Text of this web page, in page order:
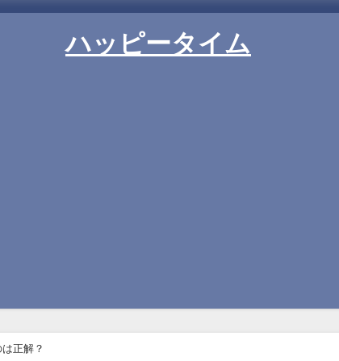
ハッピータイム
正解？